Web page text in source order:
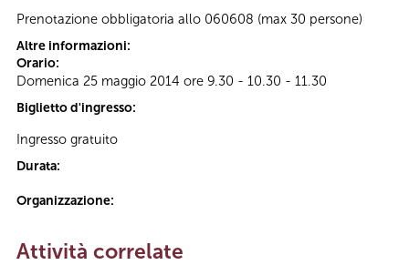
Prenotazione obbligatoria allo 060608 (max 30 persone)
Altre informazioni:
Orario:
Domenica 25 maggio 2014 ore 9.30 - 10.30 - 11.30
Biglietto d'ingresso:
Ingresso gratuito
Durata:
Organizzazione:
Attività correlate